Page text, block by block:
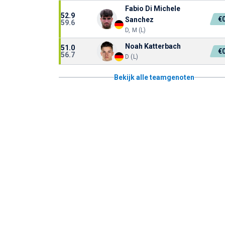
52.9
59.6
Fabio Di Michele
Sanchez
D, M (L)
51.0
56.7
Noah Katterbach
D (L)
Bekijk alle teamgenoten